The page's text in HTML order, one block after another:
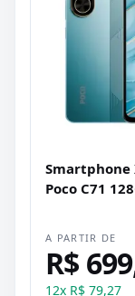
Smartphone
Poco C71
A PARTIR DE
R$
12x R$ 79,27